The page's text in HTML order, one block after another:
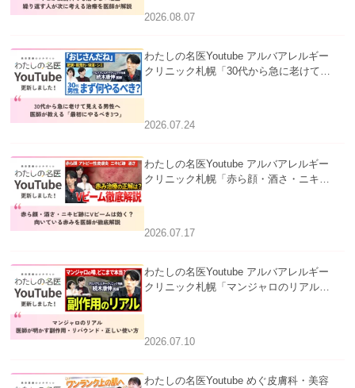
2026.08.07
わたしの名医Youtube アルバアレルギー
クリニック札幌「30代から急に老けて見
べき3つ」」を公開いたしました。
2026.07.24
わたしの名医Youtube アルバアレルギー
クリニック札幌「赤ら顔・酒さ・ニキビ
医師が徹底解説」を公開いたしました。
2026.07.17
わたしの名医Youtube アルバアレルギー
クリニック札幌「マンジャロのリアル｜
い使い方」を公開いたしました。
2026.07.10
わたしの名医Youtube めぐ皮膚科・美容